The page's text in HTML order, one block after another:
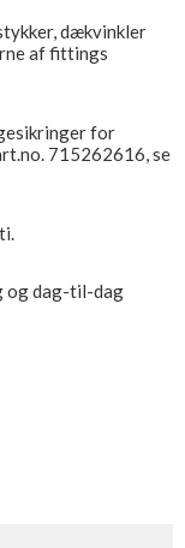
dækvinkler
af fittings
for
715262616, se
og dag-til-dag